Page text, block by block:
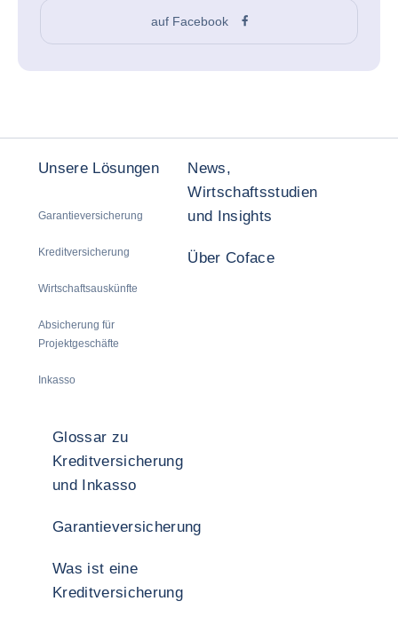
auf Facebook
Unsere Lösungen
Garantieversicherung
Kreditversicherung
Wirtschaftsauskünfte
Absicherung für
Projektgeschäfte
Inkasso
News,
Wirtschaftsstudien
und Insights
Über Coface
Glossar zu
Kreditversicherung
und Inkasso
Garantieversicherung
Was ist eine
Kreditversicherung